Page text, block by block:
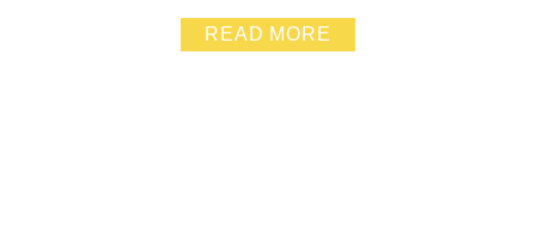
現這一帶蠻多這類型餐廳.因為景色太好.我們已經想好下
回要再來征服其它家!!
READ MORE